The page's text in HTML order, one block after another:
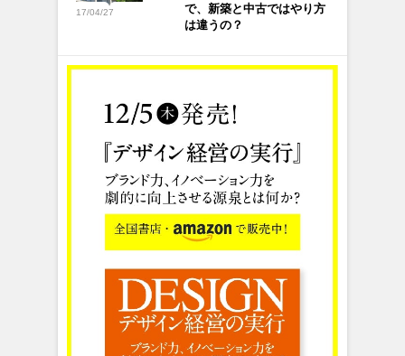
17/04/27
で、新築と中古ではやり方
は違うの？